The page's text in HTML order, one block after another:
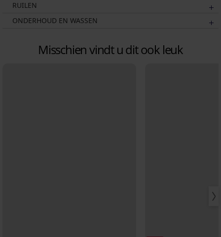
RUILEN
ONDERHOUD EN WASSEN
Misschien vindt u dit ook leuk